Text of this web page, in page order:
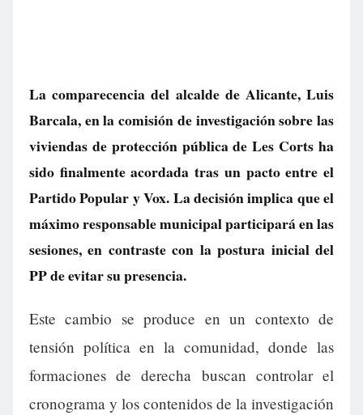
La comparecencia del alcalde de Alicante, Luis
Barcala, en la comisión de investigación sobre las
viviendas de protección pública de Les Corts ha
sido finalmente acordada tras un pacto entre el
Partido Popular y Vox. La decisión implica que el
máximo responsable municipal participará en las
sesiones, en contraste con la postura inicial del
PP de evitar su presencia.
Este cambio se produce en un contexto de
tensión política en la comunidad, donde las
formaciones de derecha buscan controlar el
cronograma y los contenidos de la investigación